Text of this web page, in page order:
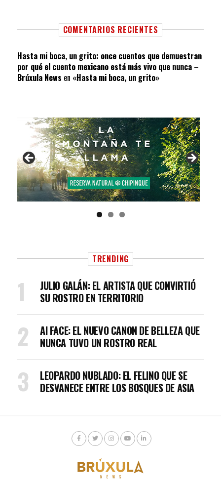
COMENTARIOS RECIENTES
Hasta mi boca, un grito: once cuentos que demuestran
por qué el cuento mexicano está más vivo que nunca –
Brúxula News en «Hasta mi boca, un grito»
TRENDING
JULIO GALÁN: EL ARTISTA QUE CONVIRTIÓ
SU ROSTRO EN TERRITORIO
AI FACE: EL NUEVO CANON DE BELLEZA QUE
NUNCA TUVO UN ROSTRO REAL
LEOPARDO NUBLADO: EL FELINO QUE SE
DESVANECE ENTRE LOS BOSQUES DE ASIA